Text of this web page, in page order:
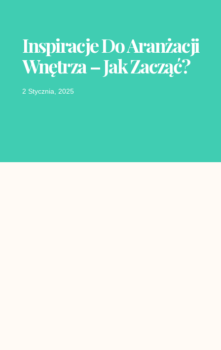
Inspiracje Do Aranżacji
Wnętrza – Jak Zacząć?
2 Stycznia, 2025